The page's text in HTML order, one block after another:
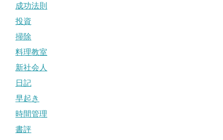
成功法則
投資
掃除
料理教室
新社会人
日記
早起き
時間管理
書評